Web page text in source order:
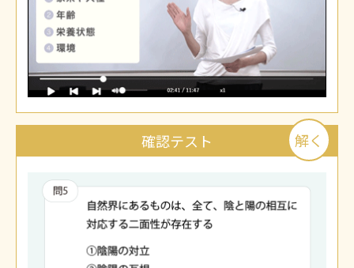
確認テスト 解く